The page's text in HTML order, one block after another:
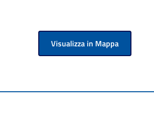
Visualizza in Mappa